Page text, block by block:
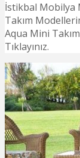
İstikbal Mobilya
Takım
Aqua Mini
Tıklayınız.